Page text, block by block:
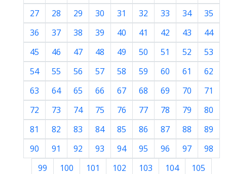
27
28 29 30 31 32 33 34
35
36
37 38 39 40 41 42 43
44
45
46 47 48 49 50 51 52
53
54
55 56 57 58 59 60 61
62
63
64 65 66 67 68 69 70
71
72
73 74 75 76 77 78 79
80
81
82 83 84 85 86 87 88
89
90
91 92 93 94 95 96 97
98
99
100 101 102 103 104
105